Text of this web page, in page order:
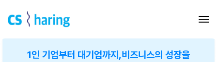
1인 기업부터 대기업까지,비즈니스의 성장을